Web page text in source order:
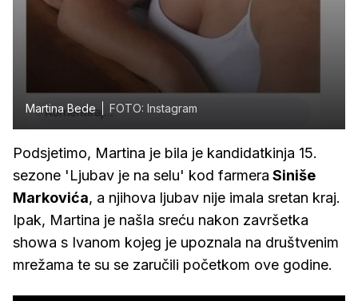
Martina Bede FOTO: Instagram
Podsjetimo, Martina je bila je kandidatkinja 15.
sezone 'Ljubav je na selu' kod farmera Siniše
Markovića, a njihova ljubav nije imala sretan kraj.
Ipak, Martina je našla sreću nakon završetka
showa s Ivanom kojeg je upoznala na društvenim
mrežama te su se zaručili početkom ove godine.